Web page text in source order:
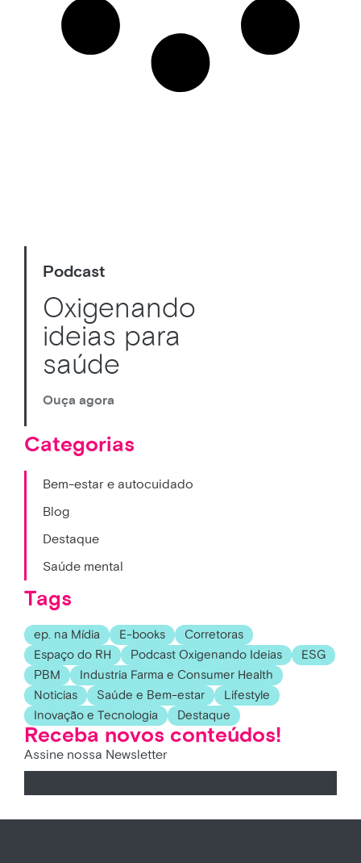
Podcast
Oxigenando
ideias para
saúde
Ouça agora
Categorias
Bem-estar e autocuidado
Blog
Destaque
Saúde mental
Tags
ep. na Mídia E-books
Corretoras
Espaço do RH
Podcast Oxigenando Ideias
ESG
PBM
Industria Farma e Consumer Health
Noticias
Saúde e Bem-estar
Lifestyle
Inovação e Tecnologia
Destaque
Receba novos conteúdos!
Assine nossa Newsletter